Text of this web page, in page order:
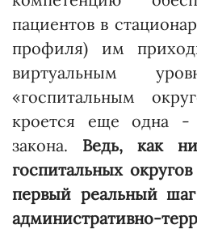
пациентов в
профиля) им
виртуальным
«госпитальным
кроется еще одна
закона. Ведь, как
госпитальных
первый реальный
административно-